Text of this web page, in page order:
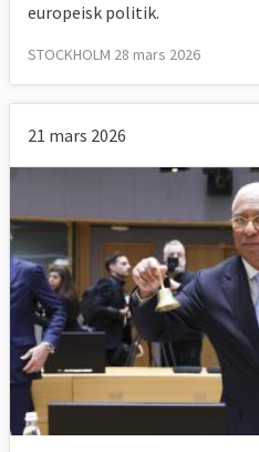
europeisk politik.
STOCKHOLM 28 mars 2026
21 mars 2026